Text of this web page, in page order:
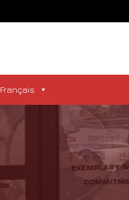
Français